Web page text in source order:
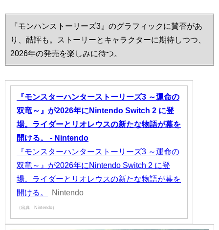
『モンハンストーリーズ3』のグラフィックに賛否があ
り、酷評も。ストーリーとキャラクターに期待しつつ、
2026年の発売を楽しみに待つ。
『モンスターハンターストーリーズ3 ～運命の
双竜～』が2026年にNintendo Switch 2 に登
場。ライダーとリオレウスの新たな物語が幕を
開ける。 - Nintendo
『モンスターハンターストーリーズ3 ～運命の
双竜～』が2026年にNintendo Switch 2 に登
場。ライダーとリオレウスの新たな物語が幕を
開ける。
Nintendo
（出典：Nintendo）